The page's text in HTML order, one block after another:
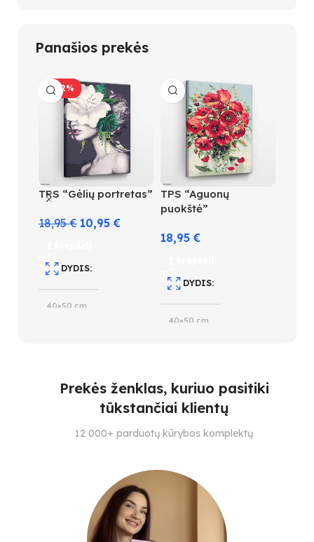
Panašios prekės
-42%
TPS “Gėlių portretas”
18,95€ 10,95€
DYDIS
40×50 cm
TPS “Aguonų
puokštė”
18,95€
DYDIS
40×50 cm
3
SPALVŲ KIEKIS
25
Prekės ženklas, kuriuo pasitiki
tūkstančiai klientų
12 000+ parduotų kūrybos komplektų